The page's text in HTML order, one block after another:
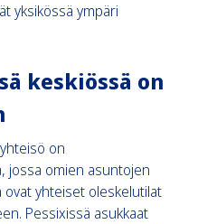
yksikössä ympäri
keskiössä on
on
jossa omien asuntojen
ovat yhteiset oleskelutilat
Pessixissä asukkaat